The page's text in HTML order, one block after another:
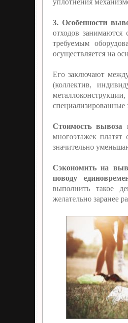
уплотнения
3. Особенности
отходов
требуемым
осуществляется на
Его заключают
(коллектив,
специализированные
Стоимость вывоза
многоэтажек
значительно
Сэкономить на
поводу
выполнить такое
желательно заранее